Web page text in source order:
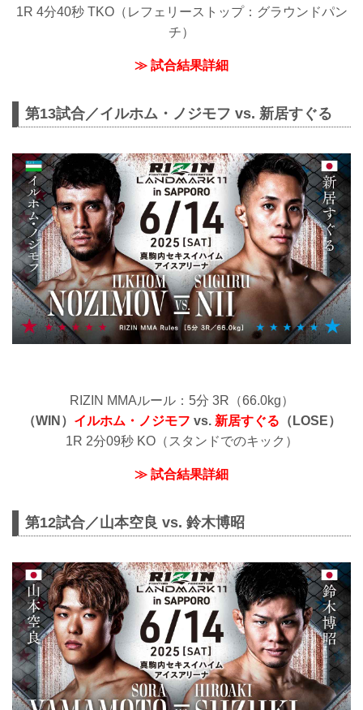
1R 4分40秒 TKO（レフェリーストップ：グラウンドパン
チ）
≫ 試合結果詳細
第13試合／イルホム・ノジモフ vs. 新居すぐる
RIZIN MMAルール：5分 3R（66.0kg）
（WIN） イルホム・ノジモフ vs. 新居すぐる （LOSE）
1R 2分09秒 KO（スタンドでのキック）
≫ 試合結果詳細
第12試合／山本空良 vs. 鈴木博昭